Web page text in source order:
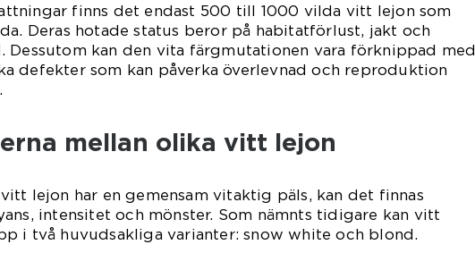
finns det endast 500 till 1000 vilda vitt lejon som
Deras hotade status beror på habitatförlust, jakt och
Dessutom kan den vita färgmutationen vara förknippad med
defekter som kan påverka överlevnad och reproduktion
mellan olika vitt lejon
lejon har en gemensam vitaktig päls, kan det finnas
intensitet och mönster. Som nämnts tidigare kan vitt
i två huvudsakliga varianter: snow white och blond.